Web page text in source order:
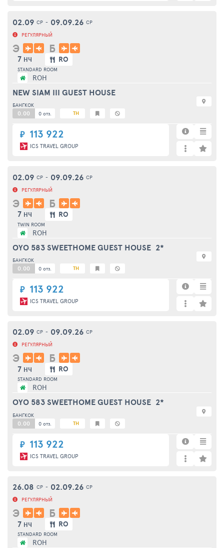
₽ 113 922
ICS TRAVEL GROUP
02.09 СР - 09.09.26 СР
РЕГУЛЯРНЫЙ
Э Б
7 НЧ RO
STANDARD ROOM
ROH
NEW SIAM III GUEST HOUSE
БАНГКОК
0.00 0 отз. TH
₽ 113 922
ICS TRAVEL GROUP
02.09 СР - 09.09.26 СР
РЕГУЛЯРНЫЙ
Э Б
7 НЧ RO
TWIN ROOM
ROH
OYO 583 SWEETHOME GUEST HOUSE 2*
БАНГКОК
0.00 0 отз. TH
₽ 113 922
ICS TRAVEL GROUP
02.09 СР - 09.09.26 СР
РЕГУЛЯРНЫЙ
Э Б
7 НЧ RO
STANDARD ROOM
ROH
OYO 583 SWEETHOME GUEST HOUSE 2*
БАНГКОК
0.00 0 отз. TH
26.08 СР - 02.09.26 СР
РЕГУЛЯРНЫЙ
Э Б
7 НЧ RO
STANDARD ROOM
ROH